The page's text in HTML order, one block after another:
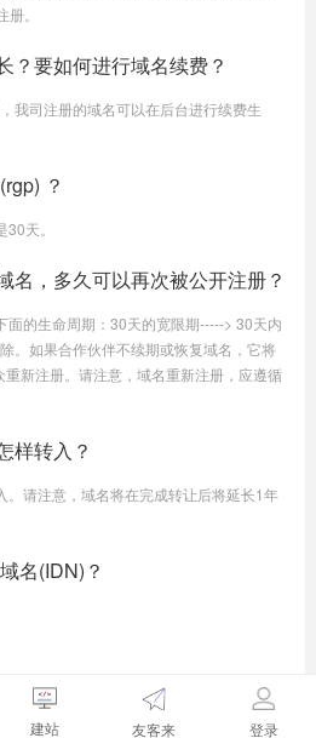
。
？要如何进行域名续费？
我司注册的域名可以在后台进行续费生
？
天。
名，多久可以再次被公开注册？
面的生命周期：30天的宽限期-----> 30天内
。如果合作伙伴不续期或恢复域名，它将
新注册。请注意，域名重新注册，应遵循
样转入？
。请注意，域名将在完成转让后将延长1年
名(IDN)？
建站 友客来 登录